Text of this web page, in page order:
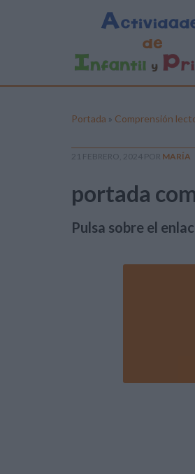
Portada » Comprensión
21 FEBRERO, 2024 POR MARÍA
portada
Pulsa sobre el